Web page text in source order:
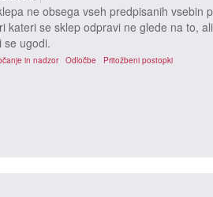
ne obsega vseh predpisanih vsebin
kateri se sklep odpravi ne glede na to,
se ugodi.
in nadzor Odločbe Pritožbeni postopki